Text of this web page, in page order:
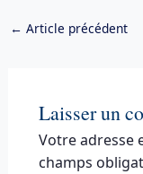
← Article précédent
Laisser un
Votre adresse
champs